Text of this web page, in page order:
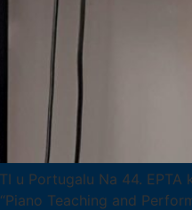
u Portugalu Na 44.
Teaching and